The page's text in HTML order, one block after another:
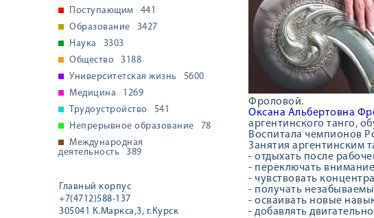
Поступающим
441
Образование
3427
Наука
3303
Общество
3188
Университетская жизнь
5600
Медицина
1269
Трудоустройство
541
Непрерывное образование
78
Международная
деятельность
389
Главный корпус
+7(4712)588-137
305041 К.Маркса,3, г.Курск
Фроловой.
Оксана Альбертовна
аргентинского танго,
Воспитала чемпионов
Занятия аргентинским
- отдыхать после
- переключать
- чувствовать
- получать
- осваивать новые
- добавлять